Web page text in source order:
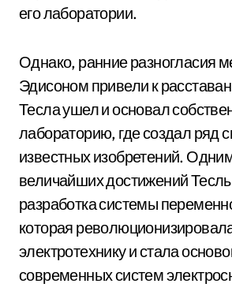
его лаборатории.
Однако, ранние разногласия
Эдисоном привели к
Тесла ушел и основал
лабораторию, где создал ряд
известных изобретений.
величайших достижений
разработка системы
которая
электротехнику и стала
современных систем